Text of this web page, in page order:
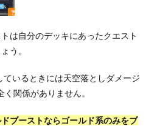
は自分のデッキにあったクエスト
う。
いるときには天空落としダメージ
関係がありません。
ブーストならゴールド系のみをブ